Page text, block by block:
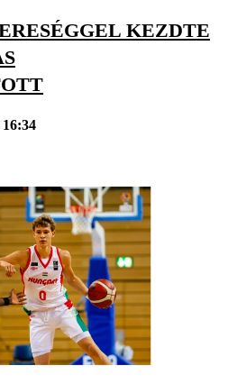
KEZDTE
16:34